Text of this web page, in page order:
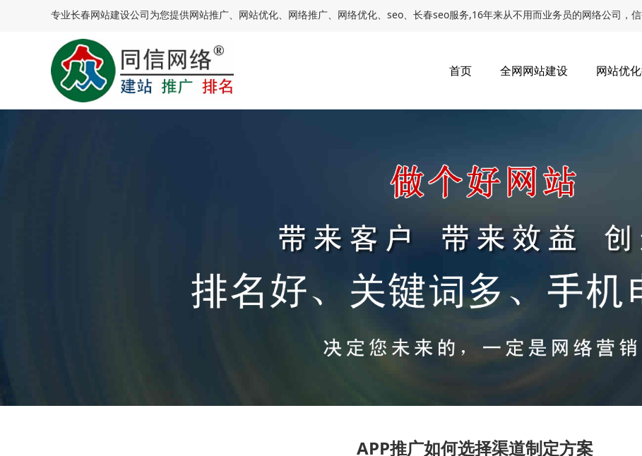
专业长春网站建设公司为您提供网站推广、网站优化、网络推广、网络优化、seo、长春seo服务,16年来从不用而业务员的网络公司，
首页 全网网站建设 网站优
APP推广如何选择渠道制定方案